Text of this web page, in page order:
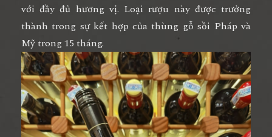
với đầy đủ hương vị. Loại rượu này được trưởng
thành trong sự kết hợp của thùng gỗ sồi Pháp và
Mỹ trong 15 tháng.